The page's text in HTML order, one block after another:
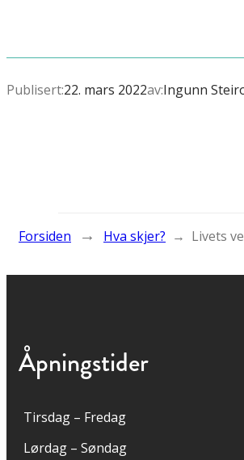
Publisert:22. mars 2022av:Ingunn
Forsiden → Hva skjer? → Livets
Åpningstider
Tirsdag – Fredag
Lørdag – Søndag